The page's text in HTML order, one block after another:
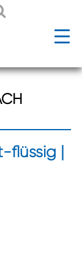
flüssig |